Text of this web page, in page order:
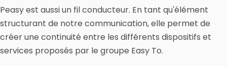
Peasy est aussi un fil conducteur. En tant qu'élément
structurant de notre communication, elle permet de
créer une continuité entre les différents dispositifs et
services proposés par le groupe Easy To.